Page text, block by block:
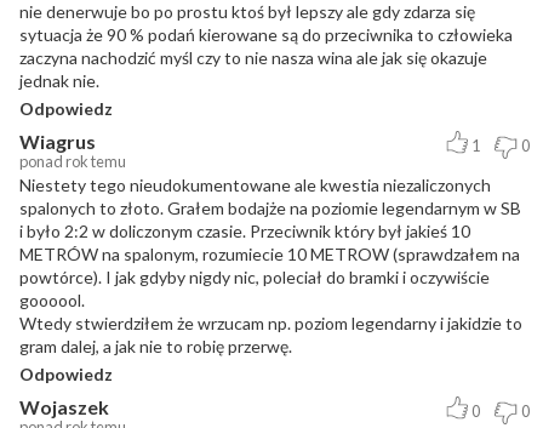
nie denerwuje bo po prostu ktoś był lepszy ale gdy zdarza się
sytuacja że 90 % podań kierowane są do przeciwnika to człowieka
zaczyna nachodzić myśl czy to nie nasza wina ale jak się okazuje
jednak nie.
Odpowiedz
Wiagrus
ponad rok temu
1 0
Niestety tego nieudokumentowane ale kwestia niezaliczonych
spalonych to złoto. Grałem bodajże na poziomie legendarnym w SB
i było 2:2 w doliczonym czasie. Przeciwnik który był jakieś 10
METRÓW na spalonym, rozumiecie 10 METROW (sprawdzałem na
powtórce). I jak gdyby nigdy nic, poleciał do bramki i oczywiście
goooool.
Wtedy stwierdziłem że wrzucam np. poziom legendarny i jakidzie to
gram dalej, a jak nie to robię przerwę.
Odpowiedz
Wojaszek 0 0